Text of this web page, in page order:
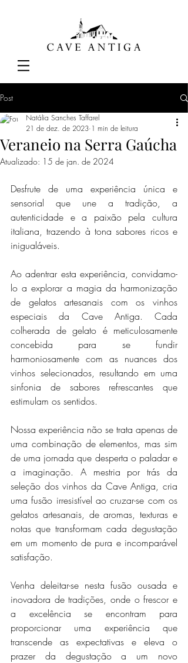
Post
Veraneio na Serra Gaúcha
Natália Sanches Taffarel
21 de dez. de 2023 1 min de leitura
Atualizado: 15 de jan. de 2024
Desfrute de uma experiência única e
sensorial que une a tradição, a
autenticidade e a paixão pela cultura
italiana, trazendo à tona sabores ricos e
inigualáveis.
Ao adentrar esta experiência, convidamo-
lo a explorar a magia da harmonização
de gelatos artesanais com os vinhos
especiais da Cave Antiga. Cada
colherada de gelato é meticulosamente
concebida para se fundir
harmoniosamente com as nuances dos
vinhos selecionados, resultando em uma
sinfonia de sabores refrescantes que
estimulam os sentidos.
Nossa experiência não se trata apenas de
uma combinação de elementos, mas sim
de uma jornada que desperta o paladar e
a imaginação. A mestria por trás da
seleção dos vinhos da Cave Antiga, cria
uma fusão irresistível ao cruzar-se com os
gelatos artesanais, de aromas, texturas e
notas que transformam cada degustação
em um momento de pura e incomparável
satisfação.
Venha deleitar-se nesta fusão ousada e
inovadora de tradições, onde o frescor e
a excelência se encontram para
proporcionar uma experiência que
transcende as expectativas e eleva o
prazer da degustação a um novo